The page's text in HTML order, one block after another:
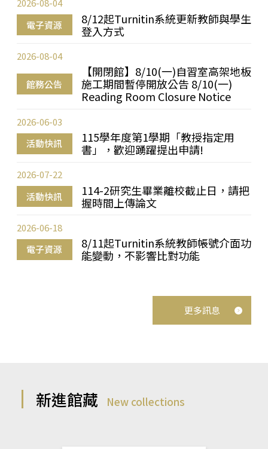
電子資源
8/12起Turnitin系統更新教師與學生
登入方式
2026-08-04
館務公告
【開閉館】8/10(一)自習室高架地板
施工期間暫停開放公告 8/10(一)
Reading Room Closure Notice
2026-08-04
活動快訊
115學年度第1學期「教授指定用
書」，歡迎踴躍提出申請!
2026-06-03
活動快訊
114-2研究生畢業離校截止日，請把
握時間上傳論文
2026-07-22
電子資源
8/11起Turnitin系統教師帳號介面功
能變動，不影響比對功能
2026-06-18
更多訊息
新進館藏 New collections